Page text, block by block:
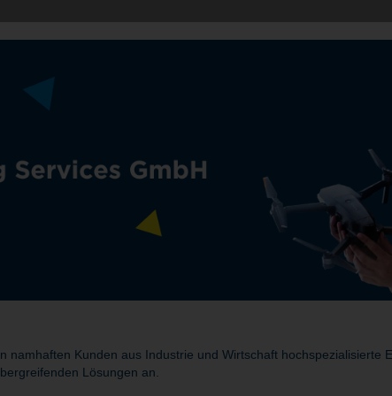
Kunden aus Industrie und Wirtschaft hochspezialisierte
Lösungen an.